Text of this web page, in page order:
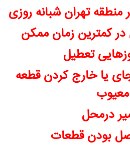
تهران شبانه روزی
در کمترین زمان ممکن
تعطیل
یا خارج کردن قطعه
معیوب
درمحل
بودن قطعات